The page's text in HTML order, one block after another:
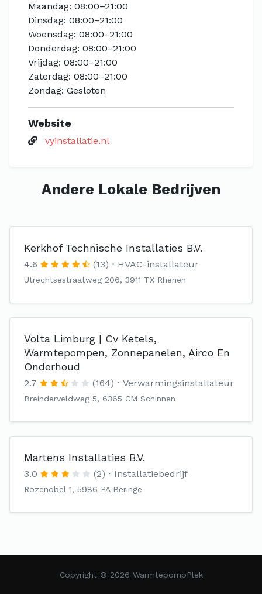
Maandag: 08:00–21:00
Dinsdag: 08:00–21:00
Woensdag: 08:00–21:00
Donderdag: 08:00–21:00
Vrijdag: 08:00–21:00
Zaterdag: 08:00–21:00
Zondag: Gesloten
Website
vyinstallatie.nl
Andere Lokale Bedrijven
Kerkhof Technische Installaties B.V.
4.6 (13) HVAC-installateur
Utrechtsestraatweg 206, 3911 TX Rhenen
Volta Limburg | Cv Ketels,
Warmtepompen, Zonnepanelen, Airco En
Onderhoud
2.7 (164) Verwarmingsinstallateur
Breinderveldweg 5, 6365 CM Schinnen
Martens Installaties B.V.
3.0 (2) Installatiebedrijf
Rozenobel 1, 5986 PA Beringe
Copyright © 2026 WarmtepompPlek